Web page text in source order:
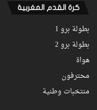
كرة القدم المغربية
بطولة برو 1
بطولة برو 2
هواة
محترفون
منتخبات وطنية